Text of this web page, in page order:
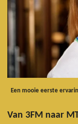
Een mooie eerste
Van 3FM naar